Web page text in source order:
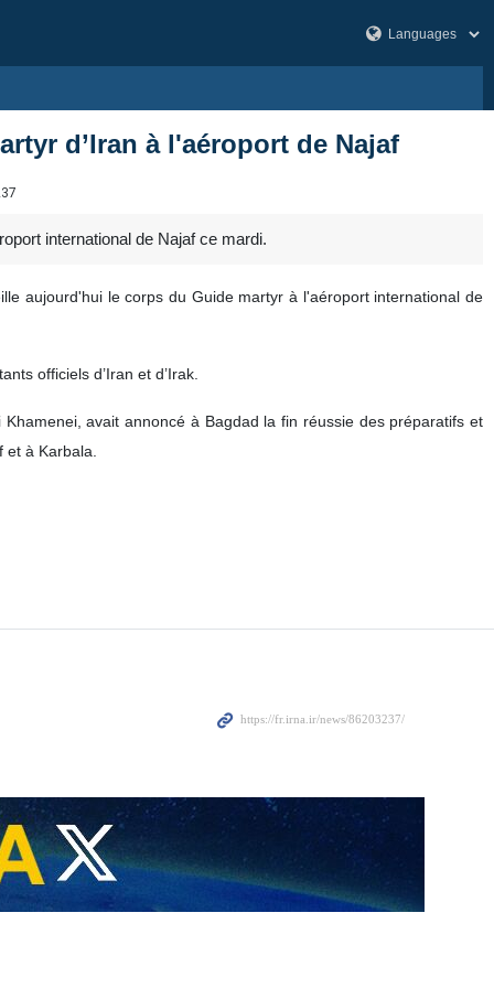
d’Iran à l'aéroport de Najaf
international de Najaf ce mardi.
aujourd'hui le corps du Guide martyr à l'aéroport international de
officiels d’Iran et d’Irak.
avait annoncé à Bagdad la fin réussie des préparatifs et
à Karbala.